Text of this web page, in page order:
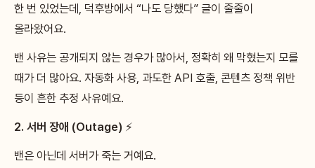
한 번 있었는데, 덕후방에서 “나도 당했다” 글이 줄줄이
올라왔어요.
밴 사유는 공개되지 않는 경우가 많아서, 정확히 왜 막혔는지 모를
때가 더 많아요. 자동화 사용, 과도한 API 호출, 콘텐츠 정책 위반
등이 흔한 추정 사유예요.
2. 서버 장애 (Outage) ⚡
밴은 아닌데 서버가 죽는 거예요.